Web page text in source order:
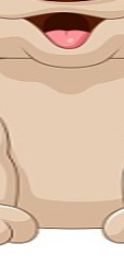
Kojenecké